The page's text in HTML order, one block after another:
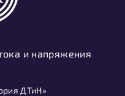
и напряжения
ДТиН»